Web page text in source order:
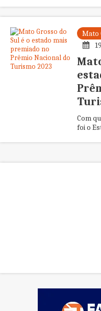
Mato
Com
foi o